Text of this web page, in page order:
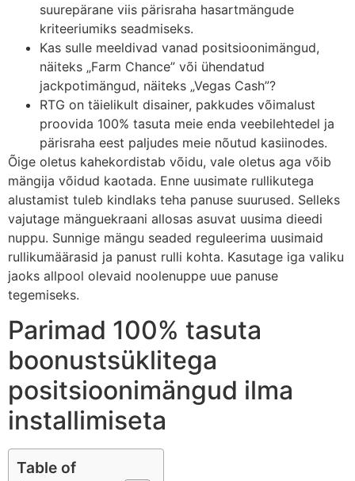
suurepärane viis pärisraha hasartmängude
kriteeriumiks seadmiseks.
Kas sulle meeldivad vanad positsioonimängud,
näiteks „Farm Chance” või ühendatud
jackpotimängud, näiteks „Vegas Cash”?
RTG on täielikult disainer, pakkudes võimalust
proovida 100% tasuta meie enda veebilehtedel ja
pärisraha eest paljudes meie nõutud kasiinodes.
Õige oletus kahekordistab võidu, vale oletus aga võib
mängija võidud kaotada. Enne uusimate rullikutega
alustamist tuleb kindlaks teha panuse suurused. Selleks
vajutage mänguekraani allosas asuvat uusima dieedi
nuppu. Sunnige mängu seaded reguleerima uusimaid
rullikumäärasid ja panust rulli kohta. Kasutage iga valiku
jaoks allpool olevaid noolenuppe uue panuse
tegemiseks.
Parimad 100% tasuta
boonustsüklitega
positsioonimängud ilma
installimiseta
Table of